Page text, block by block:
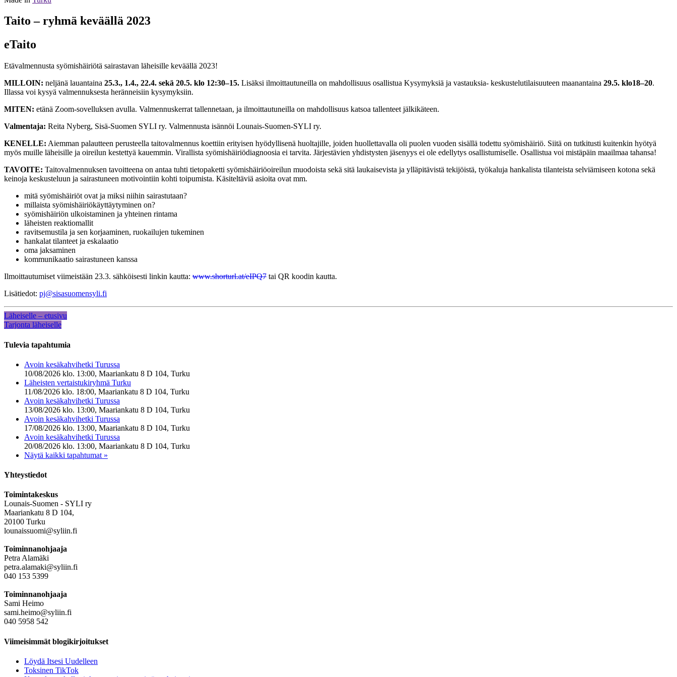
Taito – ryhmä keväällä 2023
eTaito
Etävalmennusta syömishäiriötä sairastavan läheisille keväällä 2023!
MILLOIN: neljänä lauantaina 25.3., 1.4., 22.4. sekä 20.5. klo 12:30–15. Lisäksi ilmoittautuneilla on mahdollisuus osallistua Kysymyksiä ja vastauksia- keskustelutilaisuuteen maanantaina 29.5. klo18–20.
Illassa voi kysyä valmennuksesta heränneisiin kysymyksiin.
MITEN: etänä Zoom-sovelluksen avulla. Valmennuskerrat tallennetaan, ja ilmoittautuneilla on mahdollisuus katsoa tallenteet jälkikäteen.
Valmentaja: Reita Nyberg, Sisä-Suomen SYLI ry. Valmennusta isännöi Lounais-Suomen-SYLI ry.
KENELLE: Aiemman palautteen perusteella taitovalmennus koettiin erityisen hyödyllisenä huoltajille, joiden huollettavalla oli puolen vuoden sisällä todettu syömishäiriö. Siitä on tutkitusti kuitenkin hyötyä
myös muille läheisille ja oireilun kestettyä kauemmin. Virallista syömishäiriödiagnoosia ei tarvita. Järjestävien yhdistysten jäsenyys ei ole edellytys osallistumiselle. Osallistua voi mistäpäin maailmaa tahansa!
TAVOITE: Taitovalmennuksen tavoitteena on antaa tuhti tietopaketti syömishäiriöoireilun muodoista sekä sitä laukaisevista ja ylläpitävistä tekijöistä, työkaluja hankalista tilanteista selviämiseen kotona sekä
keinoja keskusteluun ja sairastuneen motivointiin kohti toipumista. Käsiteltäviä asioita ovat mm.
mitä syömishäiriöt ovat ja miksi niihin sairastutaan?
millaista syömishäiriökäyttäytyminen on?
syömishäiriön ulkoistaminen ja yhteinen rintama
läheisten reaktiomallit
ravitsemustila ja sen korjaaminen, ruokailujen tukeminen
hankalat tilanteet ja eskalaatio
oma jaksaminen
kommunikaatio sairastuneen kanssa
Ilmoittautumiset viimeistään 23.3. sähköisesti linkin kautta: www.shorturl.at/eIPQ7 tai QR koodin kautta.
Lisätiedot: pj@sisasuomensyli.fi
Läheiselle – etusivu
Tarjonta läheiselle
Tulevia tapahtumia
Avoin kesäkahvihetki Turussa
10/08/2026 klo. 13:00, Maariankatu 8 D 104, Turku
Läheisten vertaistukiryhmä Turku
11/08/2026 klo. 18:00, Maariankatu 8 D 104, Turku
Avoin kesäkahvihetki Turussa
13/08/2026 klo. 13:00, Maariankatu 8 D 104, Turku
Avoin kesäkahvihetki Turussa
17/08/2026 klo. 13:00, Maariankatu 8 D 104, Turku
Avoin kesäkahvihetki Turussa
20/08/2026 klo. 13:00, Maariankatu 8 D 104, Turku
Näytä kaikki tapahtumat »
Yhteystiedot
Toimintakeskus
Lounais-Suomen - SYLI ry
Maariankatu 8 D 104,
20100 Turku
lounaissuomi@syliin.fi
Toiminnanohjaaja
Petra Alamäki
petra.alamaki@syliin.fi
040 153 5399
Toiminnanohjaaja
Sami Heimo
sami.heimo@syliin.fi
040 5958 542
Viimeisimmät blogikirjoitukset
Löydä Itsesi Uudelleen
Toksinen TikTok